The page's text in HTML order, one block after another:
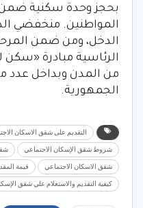
المواطنين. منخفضي
الدخل، ومن ضمن
الرئاسية مبادرة
من المدن وبداخل
الجمهورية.
التقديم على شقق الاسكان
شروط شقق الإسكان الاجتماعي
شقق الاسكان الاجتماعي قيمة
كيفية التقديم والاستعلام علي شقق